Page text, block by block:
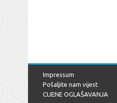
Impressum
Pošaljite nam vijest
CIJENE OGLAŠAVANJA